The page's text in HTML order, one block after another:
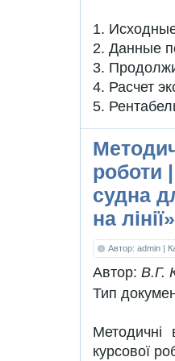
1.
2. Данные
3.
4. Расчет
5.
роботи
судна
на лінії»
Автор: admin |
Автор:В.Г.
Тип
Методичні
курсової